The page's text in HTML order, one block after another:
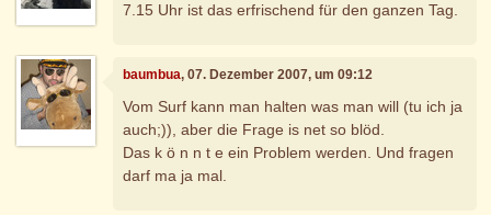
7.15 Uhr ist das erfrischend für den ganzen Tag.
baumbua, 07. Dezember 2007, um 09:12
Vom Surf kann man halten was man will (tu ich ja
auch;)), aber die Frage is net so blöd.
Das k ö n n t e ein Problem werden. Und fragen
darf ma ja mal.